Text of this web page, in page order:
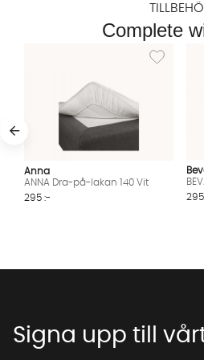
Complete
Lägg till i
Anna
ANNA Dra-på-lakan 140 Vit
295 :-
Signa upp till